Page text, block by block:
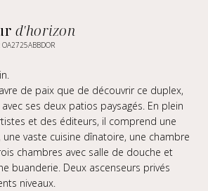
d'horizon
OA2725ABBDOR
de paix que de découvrir ce duplex,
ses deux patios paysagés. En plein
et des éditeurs, il comprend une
vaste cuisine dînatoire, une chambre
chambres avec salle de douche et
buanderie. Deux ascenseurs privés
niveaux.